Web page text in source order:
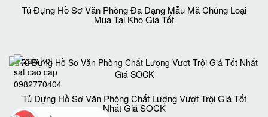
Tủ Đựng Hồ Sơ Văn Phòng Đa Dạng Mẫu Mã Chủng Loại
Mua Tại Kho Giá Tốt
Tủ Đựng Hồ Sơ Văn Phòng Chất Lượng Vượt Trội Giá Tốt
Nhất Giá SOCK